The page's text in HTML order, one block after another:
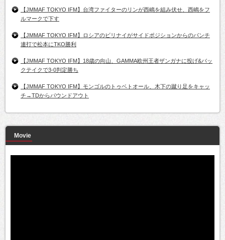
【JMMAF TOKYO IFM】台湾ファイターのリンが西嶋を組み伏せ、西嶋をフ
ルマークで下す
【JMMAF TOKYO IFM】ロシアのビリナイがサイドポジションからのパンチ
連打で松本にTKO勝利
【JMMAF TOKYO IFM】18歳の向山、GAMMA欧州王者ザンガナに投げ&バッ
クテイクで3-0判定勝ち
【JMMAF TOKYO IFM】モンゴルのトゥベトオール、木下の蹴り足をキャッ
チ→TDからパウンドアウト
Movie